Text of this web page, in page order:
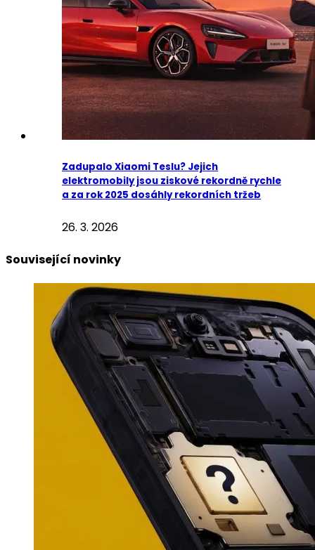
Zadupalo Xiaomi Teslu? Jejich
elektromobily jsou ziskové rekordně rychle
a za rok 2025 dosáhly rekordních tržeb
26. 3. 2026
Související novinky